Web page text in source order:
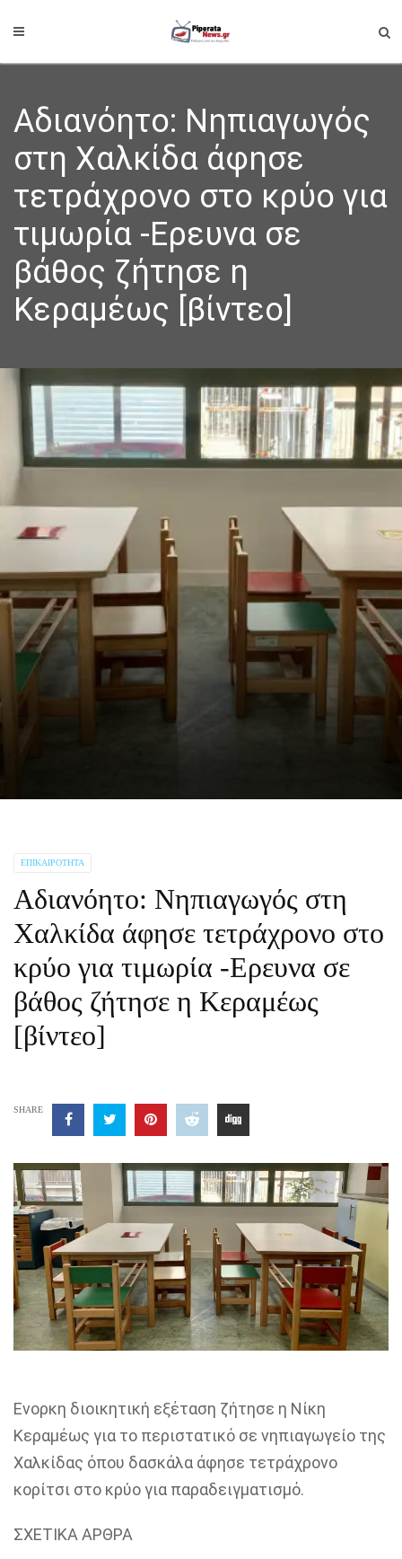
Αδιανόητο: Νηπιαγωγός
στη Χαλκίδα άφησε
τετράχρονο στο κρύο για
τιμωρία -Ερευνα σε
βάθος ζήτησε η
Κεραμέως [βίντεο]
ΕΠΙΚΑΙΡΌΤΗΤΑ
Αδιανόητο: Νηπιαγωγός στη
Χαλκίδα άφησε τετράχρονο στο
κρύο για τιμωρία -Ερευνα σε
βάθος ζήτησε η Κεραμέως
[βίντεο]
SHARE
Ενορκη διοικητική εξέταση ζήτησε η Νίκη
Κεραμέως για το περιστατικό σε νηπιαγωγείο της
Χαλκίδας όπου δασκάλα άφησε τετράχρονο
κορίτσι στο κρύο για παραδειγματισμό.
ΣΧΕΤΙΚΑ ΑΡΘΡΑ